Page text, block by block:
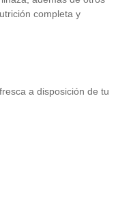
completa y
a disposición de tu